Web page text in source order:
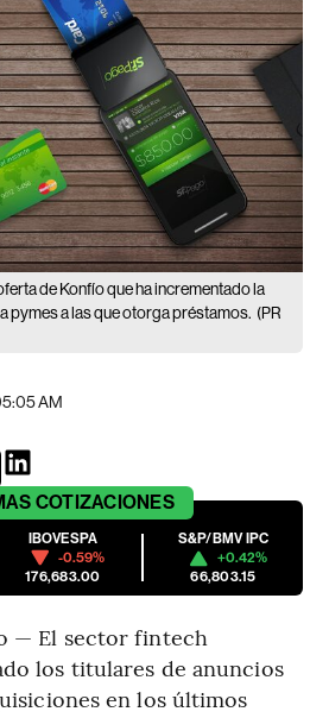
de Konfío que ha incrementado la
pymes a las que otorga préstamos. (PR
AM
COTIZACIONES
IBOVESPA
-0.59%
176,683.00
S&P/BMV IPC
+0.42%
66,803.15
— El sector fintech
los titulares de anuncios
en los últimos